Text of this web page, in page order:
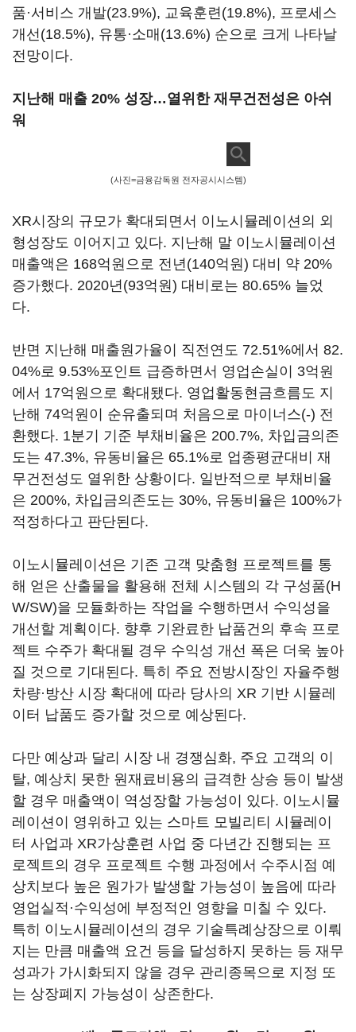
품·서비스 개발(23.9%), 교육훈련(19.8%), 프로세스
개선(18.5%), 유통·소매(13.6%) 순으로 크게 나타날
전망이다.
지난해 매출 20% 성장…열위한 재무건전성은 아쉬
워
(사진=금융감독원 전자공시시스템)
XR시장의 규모가 확대되면서 이노시뮬레이션의 외
형성장도 이어지고 있다. 지난해 말 이노시뮬레이션
매출액은 168억원으로 전년(140억원) 대비 약 20%
증가했다. 2020년(93억원) 대비로는 80.65% 늘었
다.
반면 지난해 매출원가율이 직전연도 72.51%에서 82.
04%로 9.53%포인트 급증하면서 영업손실이 3억원
에서 17억원으로 확대됐다. 영업활동현금흐름도 지
난해 74억원이 순유출되며 처음으로 마이너스(-) 전
환했다. 1분기 기준 부채비율은 200.7%, 차입금의존
도는 47.3%, 유동비율은 65.1%로 업종평균대비 재
무건전성도 열위한 상황이다. 일반적으로 부채비율
은 200%, 차입금의존도는 30%, 유동비율은 100%가
적정하다고 판단된다.
이노시뮬레이션은 기존 고객 맞춤형 프로젝트를 통
해 얻은 산출물을 활용해 전체 시스템의 각 구성품(H
W/SW)을 모듈화하는 작업을 수행하면서 수익성을
개선할 계획이다. 향후 기완료한 납품건의 후속 프로
젝트 수주가 확대될 경우 수익성 개선 폭은 더욱 높아
질 것으로 기대된다. 특히 주요 전방시장인 자율주행
차량·방산 시장 확대에 따라 당사의 XR 기반 시뮬레
이터 납품도 증가할 것으로 예상된다.
다만 예상과 달리 시장 내 경쟁심화, 주요 고객의 이
탈, 예상치 못한 원재료비용의 급격한 상승 등이 발생
할 경우 매출액이 역성장할 가능성이 있다. 이노시뮬
레이션이 영위하고 있는 스마트 모빌리티 시뮬레이
터 사업과 XR가상훈련 사업 중 다년간 진행되는 프
로젝트의 경우 프로젝트 수행 과정에서 수주시점 예
상치보다 높은 원가가 발생할 가능성이 높음에 따라
영업실적·수익성에 부정적인 영향을 미칠 수 있다.
특히 이노시뮬레이션의 경우 기술특례상장으로 이뤄
지는 만큼 매출액 요건 등을 달성하지 못하는 등 재무
성과가 가시화되지 않을 경우 관리종목으로 지정 또
는 상장폐지 가능성이 상존한다.